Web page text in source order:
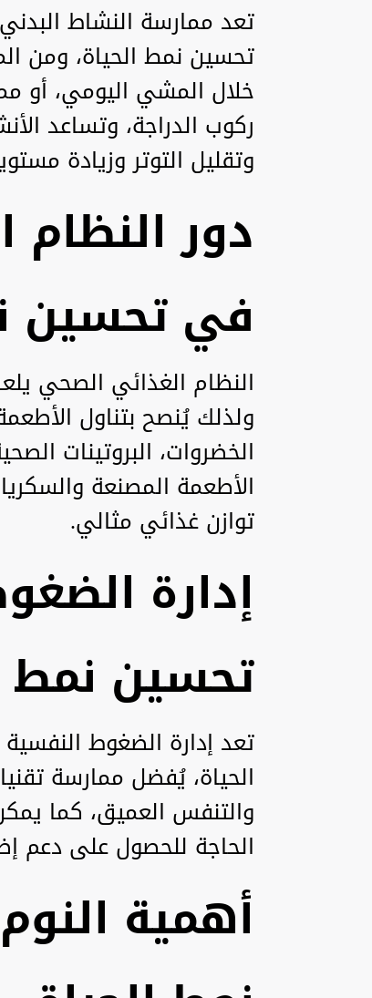
تعد ممارسة النشاط
تحسين نمط الحياة، ومن
خلال المشي اليومي، أو
ركوب الدراجة، وتساعد
وتقليل التوتر وزيادة
دور النظام
في تحسين
النظام الغذائي الصحي
ولذلك يُنصح بتناول
الخضروات، البروتينات
الأطعمة المصنعة
توازن غذائي مثالي.
إدارة
تحسين نمط
تعد إدارة الضغوط
الحياة، يُفضل ممارسة
والتنفس العميق، كما
الحاجة للحصول على دعم
أهمية